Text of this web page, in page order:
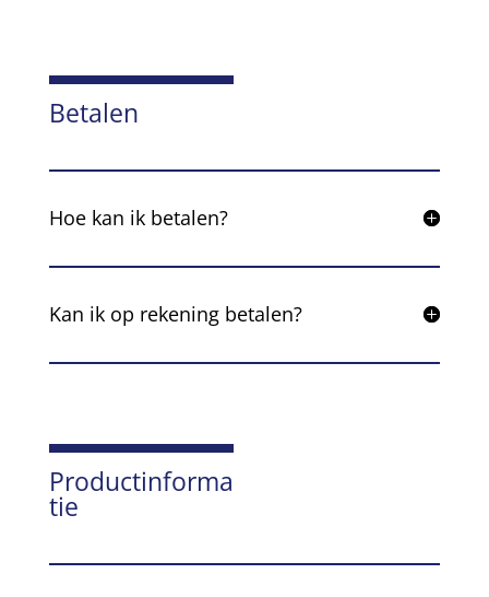
Betalen
Hoe kan ik betalen?
Kan ik op rekening betalen?
Productinforma
tie